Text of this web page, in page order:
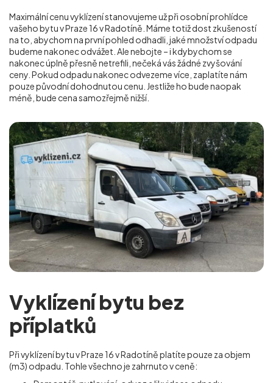
Maximální cenu vyklízení stanovujeme už při osobní prohlídce
vašeho bytu v Praze 16 v Radotíně. Máme totiž dost zkušeností
na to, abychom na první pohled odhadli, jaké množství odpadu
budeme nakonec odvážet. Ale nebojte – i kdybychom se
nakonec úplně přesně netrefili, nečeká vás žádné zvyšování
ceny. Pokud odpadu nakonec odvezeme více, zaplatíte nám
pouze původní dohodnutou cenu. Jestliže ho bude naopak
méně, bude cena samozřejmě nižší.
Vyklízení bytu bez
příplatků
Při vyklízení bytu v Praze 16 v Radotíně platíte pouze za objem
(m3) odpadu. Tohle všechno je zahrnuto v ceně: